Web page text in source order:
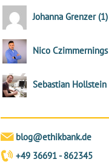
Johanna Grenzer (1)
Nico Czimmernings
Sebastian Hollstein
blog@ethikbank.de
+49 36691 - 862345